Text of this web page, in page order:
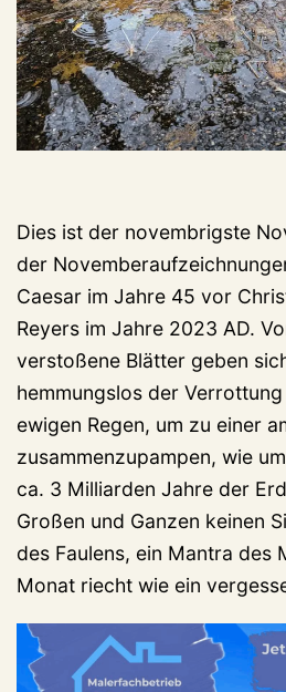
Dies ist der novembrigste
der
Caesar im Jahre 45 vor
Reyers im Jahre 2023 AD.
verstoßene Blätter geben
hemmungslos der
ewigen Regen, um zu einer
zusammenzupampen, wie
ca. 3 Milliarden Jahre der
Großen und Ganzen keinen
des Faulens, ein Mantra des
Monat riecht wie ein